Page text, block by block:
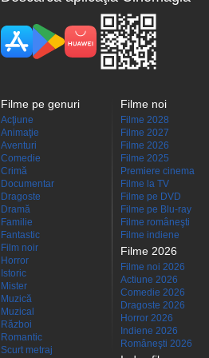
Filme pe genuri
Acţiune
Animaţie
Aventuri
Comedie
Crimă
Documentar
Dragoste
Dramă
Familie
Fantastic
Film noir
Horror
Istoric
Mister
Muzică
Muzical
Război
Romantic
Scurt metraj
Filme noi
Filme 2028
Filme 2027
Filme 2026
Filme 2025
Premiere cinema
Filme la TV
Filme pe DVD
Filme pe Blu-ray
Filme româneşti
Filme indiene
Filme 2026
Filme noi 2026
Actiune 2026
Comedie 2026
Dragoste 2026
Horror 2026
Indiene 2026
Româneşti 2026